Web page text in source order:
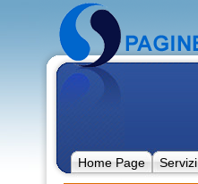
Home Page Servizi